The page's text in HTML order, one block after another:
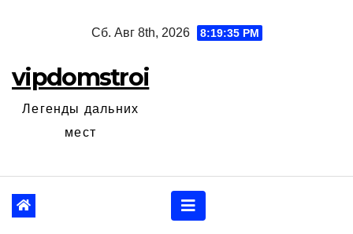
Сб. Авг 8th, 2026 8:19:35 PM
vipdomstroi
Легенды дальних
мест